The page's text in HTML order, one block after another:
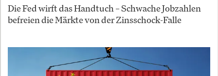
Die Fed wirft das Handtuch – Schwache Jobzahlen
befreien die Märkte von der Zinsschock-Falle